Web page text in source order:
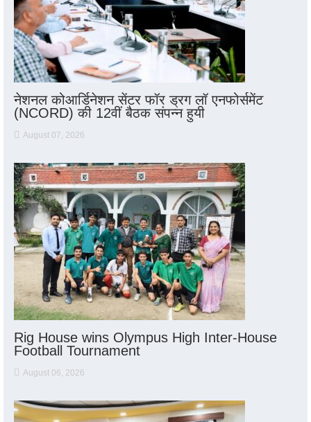
नेशनल कोआर्डिनेशन सेंटर फॉर ड्रग लॉ एनफोर्समेंट
(NCORD) की 12वीं बैठक संपन्न हुयी
August 07, 2026
Rig House wins Olympus High Inter-House
Football Tournament
August 06, 2026